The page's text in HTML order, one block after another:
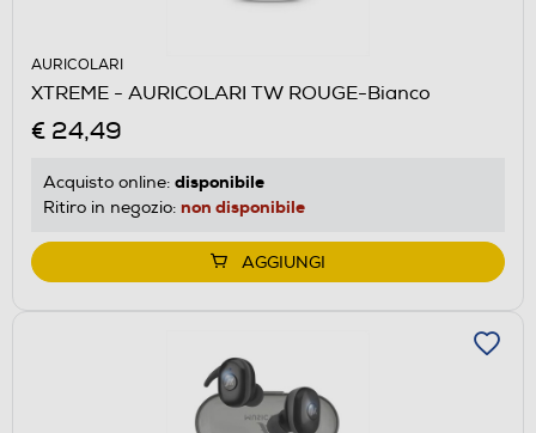
AURICOLARI
XTREME - AURICOLARI TW ROUGE-Bianco
€ 24,49
Acquisto online: disponibile
Ritiro in negozio: non disponibile
AGGIUNGI